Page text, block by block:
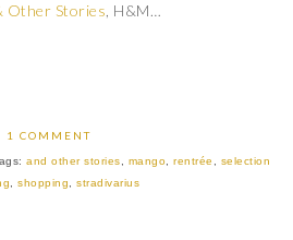
Other Stories , H&M…
1 COMMENT
and other stories, mango, rentrée , selection
, shopping, stradivarius